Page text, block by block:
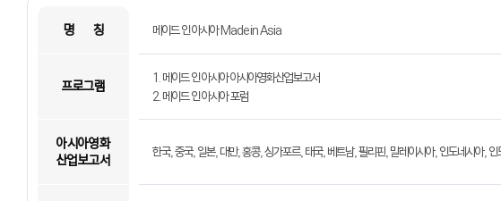
명 칭 메이드 인 아시아 Made in Asia
프로그램
1. 메이드 인 아시아 아시아영화산업보고서
2. 메이드 인 아시아 포럼
아시아영화
산업보고서
한국, 중국, 일본, 대만, 홍콩, 싱가포르, 태국, 베트남, 필리핀, 말레이시아, 인도네시아,